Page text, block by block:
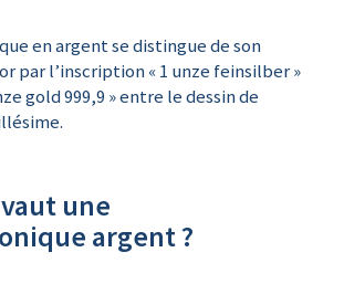
en argent se distingue de son
par l’inscription « 1 unze feinsilber »
gold 999,9 » entre le dessin de
une
argent ?